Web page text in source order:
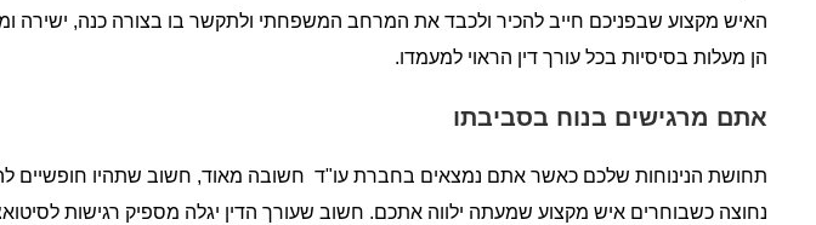
האיש מקצוע שבפניכם חייב להכיר ולכבד את המרחב המשפחתי ולתקשר בו בצורה כנה, ישירה
הן מעלות בסיסיות בכל עורך דין הראוי למעמדו.
אתם מרגישים בנוח בסביבתו
תחושת הנינוחות שלכם כאשר אתם נמצאים בחברת עו"ד חשובה מאוד, חשוב שתהיו חופשיים
נחוצה כשבוחרים איש מקצוע שמעתה ילווה אתכם. חשוב שעורך הדין יגלה מספיק רגישות